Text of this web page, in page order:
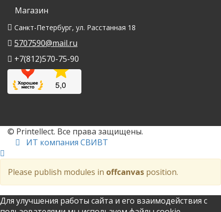
Магазин
Санкт-Петербург, ул. Расстанная 18
5707590@mail.ru
+7(812)570-75-90
© Printellect. Все права защищены.
ИТ компания СВИВТ
Please publish modules in offcanvas position.
Для улучшения работы сайта и его взаимодействия с